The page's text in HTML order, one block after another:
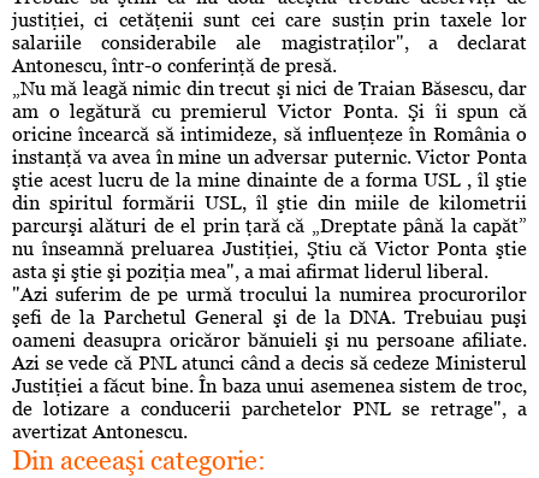
justiţiei, ci cetăţenii sunt cei care susţin prin taxele lor
salariile considerabile ale magistraţilor", a declarat
Antonescu, într-o conferinţă de presă.
„Nu mă leagă nimic din trecut şi nici de Traian Băsescu, dar
am o legătură cu premierul Victor Ponta. Şi îi spun că
oricine încearcă să intimideze, să influenţeze în România o
instanţă va avea în mine un adversar puternic. Victor Ponta
ştie acest lucru de la mine dinainte de a forma USL , îl ştie
din spiritul formării USL, îl ştie din miile de kilometrii
parcurşi alături de el prin ţară că „Dreptate până la capăt”
nu înseamnă preluarea Justiţiei, Ştiu că Victor Ponta ştie
asta şi ştie şi poziţia mea", a mai afirmat liderul liberal.
"Azi suferim de pe urmă trocului la numirea procurorilor
şefi de la Parchetul General şi de la DNA. Trebuiau puşi
oameni deasupra oricăror bănuieli şi nu persoane afiliate.
Azi se vede că PNL atunci când a decis să cedeze Ministerul
Justiţiei a făcut bine. În baza unui asemenea sistem de troc,
de lotizare a conducerii parchetelor PNL se retrage", a
avertizat Antonescu.
Din aceeaşi categorie: